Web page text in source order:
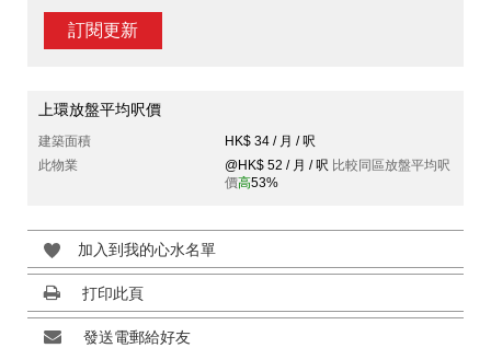
訂閱更新
上環放盤平均呎價
建築面積
HK$ 34 / 月 / 呎
此物業
@HK$ 52 / 月 / 呎 比較同區放盤平均呎
價高53%
加入到我的心水名單
打印此頁
發送電郵給好友